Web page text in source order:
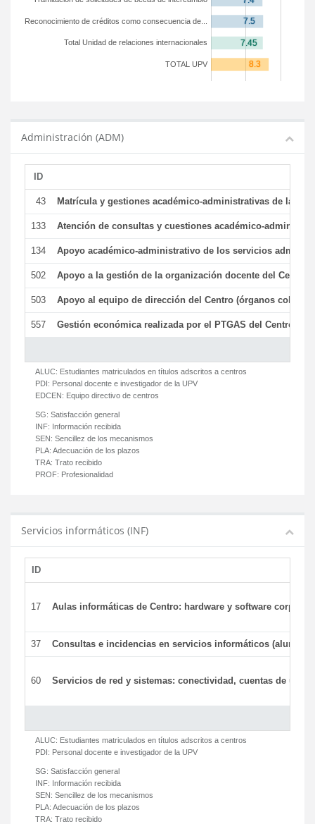
TOTAL UPV
Total Unidad de relaciones internacionales
Reconocimiento de créditos como consecuencia de...
Administración (ADM)
ID
43 Matrícula y gestiones académico-administrativas de la
133 Atención de consultas y cuestiones académico-
134 Apoyo académico-administrativo de los servicios
502 Apoyo a la gestión de la organización docente del Centro
503 Apoyo al equipo de dirección del Centro (órganos
557 Gestión económica realizada por el PTGAS del Centro
ALUC: Estudiantes matriculados en títulos adscritos a centros
PDI: Personal docente e investigador de la UPV
EDCEN: Equipo directivo de centros
SG: Satisfacción general
INF: Información recibida
SEN: Sencillez de los mecanismos
PLA: Adecuación de los plazos
TRA: Trato recibido
PROF: Profesionalidad
Servicios informáticos (INF)
ID
17 Aulas informáticas de Centro: hardware y software
37 Consultas e incidencias en servicios informáticos (alumnos)
60 Servicios de red y sistemas: conectividad, cuentas de
ALUC: Estudiantes matriculados en títulos adscritos a centros
PDI: Personal docente e investigador de la UPV
SG: Satisfacción general
INF: Información recibida
SEN: Sencillez de los mecanismos
PLA: Adecuación de los plazos
TRA: Trato recibido